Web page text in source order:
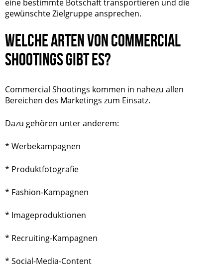
eine bestimmte Botschaft transportieren und die
gewünschte Zielgruppe ansprechen.
WELCHE ARTEN VON COMMERCIAL
SHOOTINGS GIBT ES?
Commercial Shootings kommen in nahezu allen
Bereichen des Marketings zum Einsatz.
Dazu gehören unter anderem:
* Werbekampagnen
* Produktfotografie
* Fashion-Kampagnen
* Imageproduktionen
* Recruiting-Kampagnen
* Social-Media-Content